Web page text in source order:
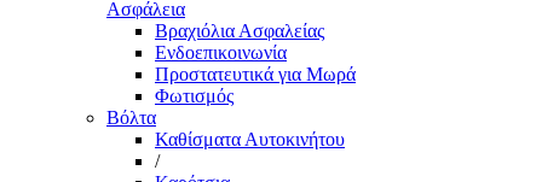
Ασφάλεια
Βραχιόλια Ασφαλείας
Ενδοεπικοινωνία
Προστατευτικά για Μωρά
Φωτισμός
Βόλτα
Καθίσματα Αυτοκινήτου
/